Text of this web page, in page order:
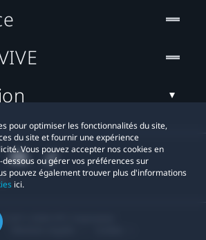
pour optimiser les fonctionnalités du site,
du site et fournir une expérience
Vous pouvez accepter nos cookies en
ou gérer vos préférences sur
pouvez également trouver plus d'informations
ici.
© 2011-2026 HTC Corporation